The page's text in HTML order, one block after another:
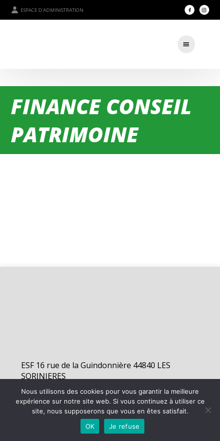
ESPACE D'ADMINISTRATION
FINANCE CONSEIL
PATRIMOINE
ESF 16 rue de la Guindonnière 44840 LES
SORINIERES
2026 - Elan Sorinières Football | Site internet réalisé par
MENTIONS LÉGALES
Nous utilisons des cookies pour vous garantir la meilleure
expérience sur notre site web. Si vous continuez à utiliser ce
site, nous supposerons que vous en êtes satisfait.
OK
Je refuse